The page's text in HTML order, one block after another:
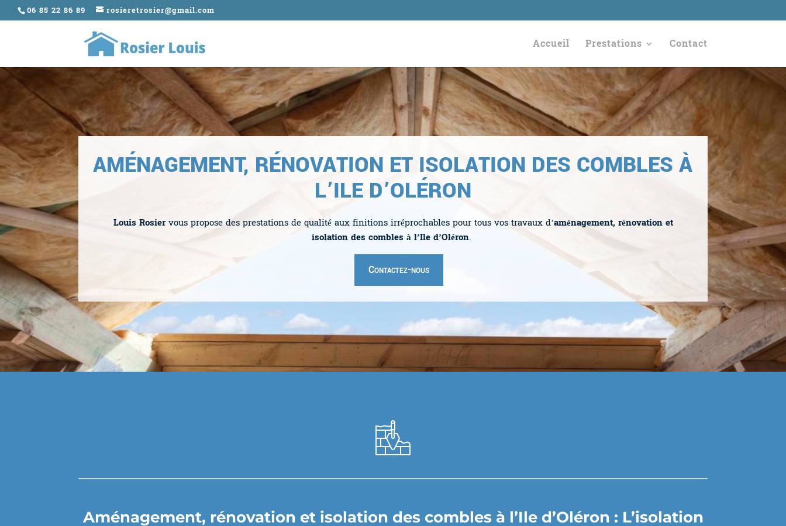
06 85 22 86 89 rosieretrosier@gmail.com
Accueil Prestations Contact
AMÉNAGEMENT, RÉNOVATION ET ISOLATION DES COMBLES À
L’ILE D’OLÉRON
Louis Rosiervous propose des prestations de qualité aux finitions irréprochables pour tous vos travaux d’aménagement, rénovation et
isolation des combles à l’Ile d’Oléron.
Contactez-nous
Aménagement, rénovation et isolation des combles à l’Ile d’Oléron : L’isolation